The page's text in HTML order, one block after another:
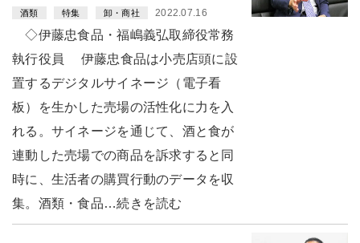
酒類 特集 卸・商社 2022.07.16
◇伊藤忠食品・福嶋義弘取締役常務
執行役員 伊藤忠食品は小売店頭に設
置するデジタルサイネージ（電子看
板）を生かした売場の活性化に力を入
れる。サイネージを通じて、酒と食が
連動した売場での商品を訴求すると同
時に、生活者の購買行動のデータを収
集。酒類・食品…続きを読む